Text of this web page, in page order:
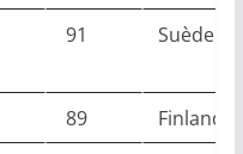
91 Suède
89
Finlande